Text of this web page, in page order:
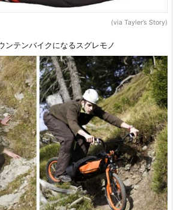
(via Tayler’s Story)
ンテンバイクになるスグレモノ